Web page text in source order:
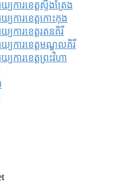
ការខេត្តស្ទឹងត្រែង
ការខេត្តកោះកុង
ការខេត្តរតនគិរី
យការខេត្តមណ្ឌលគិរី
ការខេត្តព្រះវិហា